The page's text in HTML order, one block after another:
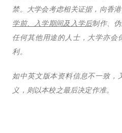
禁。大学会考虑相关证据，向香
学前、入学期间及入学后制作、
任何其他用途的人士，大学亦会
利。
如中英文版本资料信息不一致，
义，则以本校之最后决定作准。